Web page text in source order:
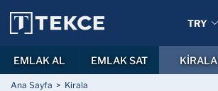
Ana Sayfa Kirala
TRY
EMLAK AL EMLAK SAT KİRALA